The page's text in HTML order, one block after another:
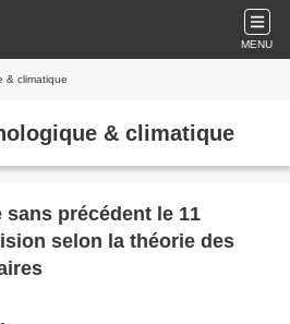
MENU
& climatique
& climatique
précédent le 11
selon la théorie des